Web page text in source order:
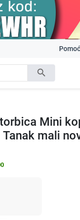
search
Pomoć
Mini
mali